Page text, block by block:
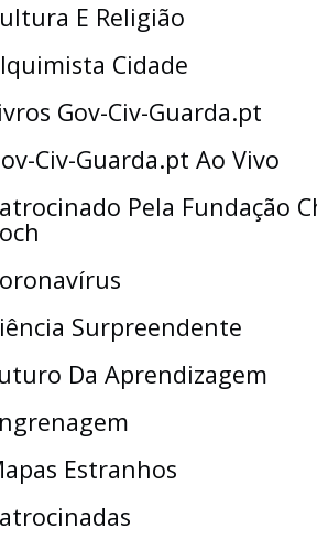
E Religião
Cidade
Gov-Civ-Guarda.pt
Civ-Guarda.pt Ao Vivo
Pela Fundação
Surpreendente
Da Aprendizagem
Estranhos